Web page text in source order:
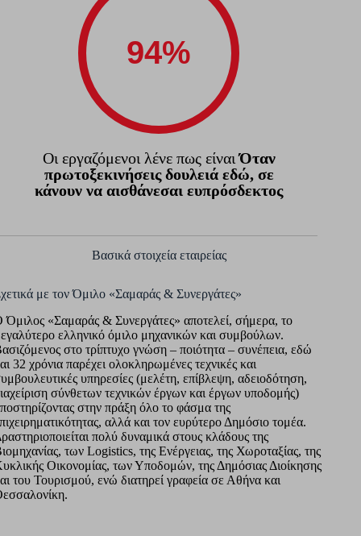
Οι εργαζόμενοι λένε πως είναιΌταν
πρωτοξεκινήσεις δουλειά εδώ, σε
κάνουν να αισθάνεσαι ευπρόσδεκτος
Βασικά στοιχεία εταιρείας
με τoν Όμιλο «Σαμαράς & Συνεργάτες»
Όμιλος «Σαμαράς & Συνεργάτες» αποτελεί, σήμερα, τo
ελληνικό όμιλο μηχανικών και συμβούλων.
στο τρίπτυχο γνώση – ποιότητα – συνέπεια, εδώ
32 χρόνια παρέχει ολοκληρωμένες τεχνικές και
υπηρεσίες (μελέτη, επίβλεψη, αδειοδότηση,
σύνθετων τεχνικών έργων και έργων υποδομής)
στην πράξη όλο το φάσμα της
αλλά και τον ευρύτερο Δημόσιο τομέα.
πολύ δυναμικά στους κλάδους της
των Logistics, της Ενέργειας, της Χωροταξίας, της
Οικονομίας, των Υποδομών, της Δημόσιας Διοίκησης
του Τουρισμού, ενώ διατηρεί γραφεία σε Αθήνα και